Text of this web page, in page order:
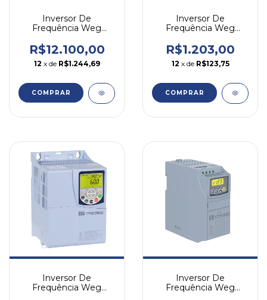
Inversor De
Frequência Weg
Trifásico
R$12.100,00
12 x de R$1.244,69
COMPRAR
Inversor De
Frequência Weg
220v Trifásico
R$1.203,00
12 x de R$123,75
COMPRAR
Inversor De
Frequência Weg
Inversor De
Frequência Weg